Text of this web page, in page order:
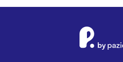
Governo Spagnolo